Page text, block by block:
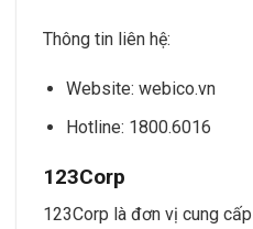
Thông tin liên hệ:
Website: webico.vn
Hotline: 1800.6016
123Corp
123Corp là đơn vị cung